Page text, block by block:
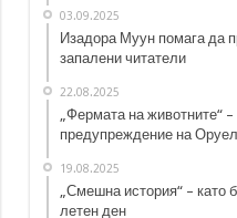
03.09.2025
Изадора Муун помага да
запалени читатели
22.08.2025
„Фермата на животните“
предупреждение на
19.08.2025
„Смешна история“ – като
летен ден